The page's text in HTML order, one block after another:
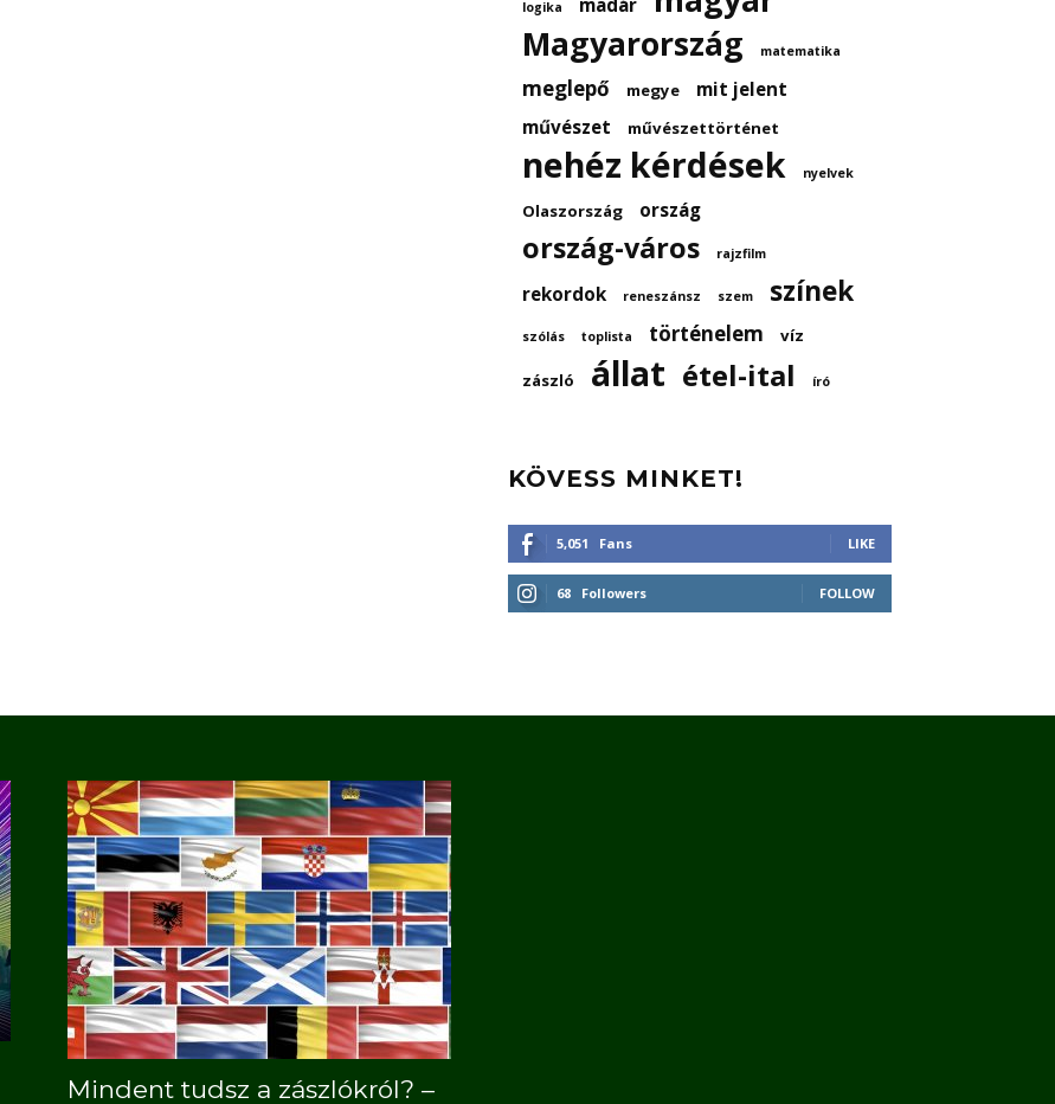
logika
Magyarország
matematika
meglepő megye
mit jelent
művészet
művészettörténet
nehéz kérdések nyelvek
Olaszország ország
ország-város rajzfilm
rekordok reneszánsz szem színek
szólás toplista történelem víz
zászló állat étel-ital író
KÖVESS MINKET!
5,051 Fans LIKE
68 Followers FOLLOW
Mindent tudsz a zászlókról? –